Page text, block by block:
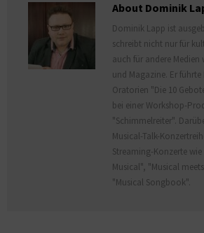
About Dominik
Dominik Lapp ist
schreibt nicht nur für
auch für andere
und Magazine. Er
Oratorien "Die 10
bei einer Workshop-
"Schimmelreiter".
Musical-Talk-
Streaming-Konzerte
Musical", "Musical
"Musical Songbook".